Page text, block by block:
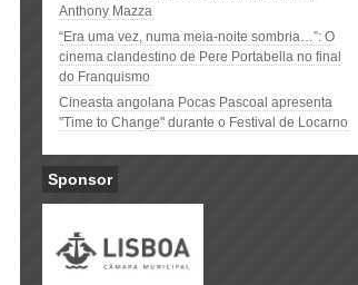
Anthony Mazza
“Era uma vez, numa meia-noite sombria…”: O
cinema clandestino de Pere Portabella no final
do Franquismo
Cineasta angolana Pocas Pascoal apresenta
"Time to Change" durante o Festival de Locarno
Sponsor